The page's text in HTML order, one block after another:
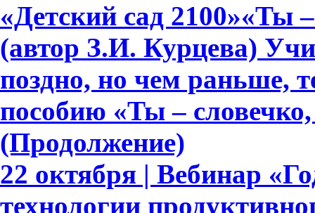
«Детский сад 2100»«Ты
(автор З.И. Курцева)
поздно, но чем раньше,
пособию «Ты –
(Продолжение)
22 октября | Вебинар
технологии